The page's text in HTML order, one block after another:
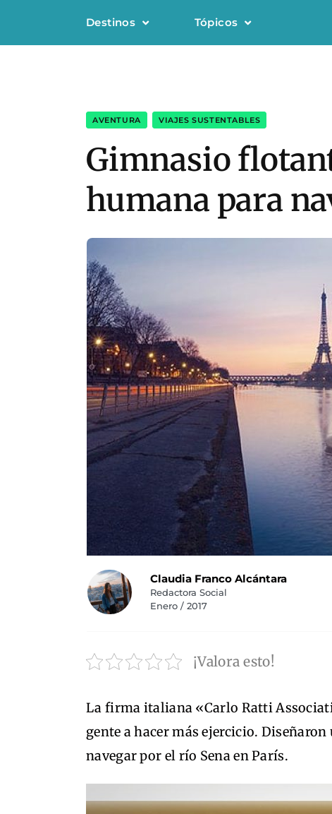
Destinos Tópicos
AVENTURA VIAJES SUSTENTABLES
Gimnasio
humana para
Claudia Franco Alcántara
Redactora Social
Enero / 2017
¡Valora esto!
La firma italiana «Carlo Ratti
gente a hacer más ejercicio.
navegar por el río Sena en París.